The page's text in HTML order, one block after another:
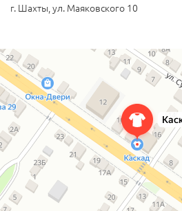
г. Шахты, ул. Маяковского 10